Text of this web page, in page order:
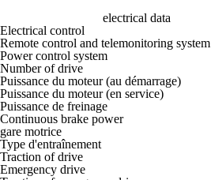
electrical data
Electrical control
Remote control and telemonitoring system
Power control system
Number of drive
Puissance du moteur (au démarrage)
Puissance du moteur (en service)
Puissance de freinage
Continuous brake power
gare motrice
Type d'entraînement
Traction of drive
Emergency drive